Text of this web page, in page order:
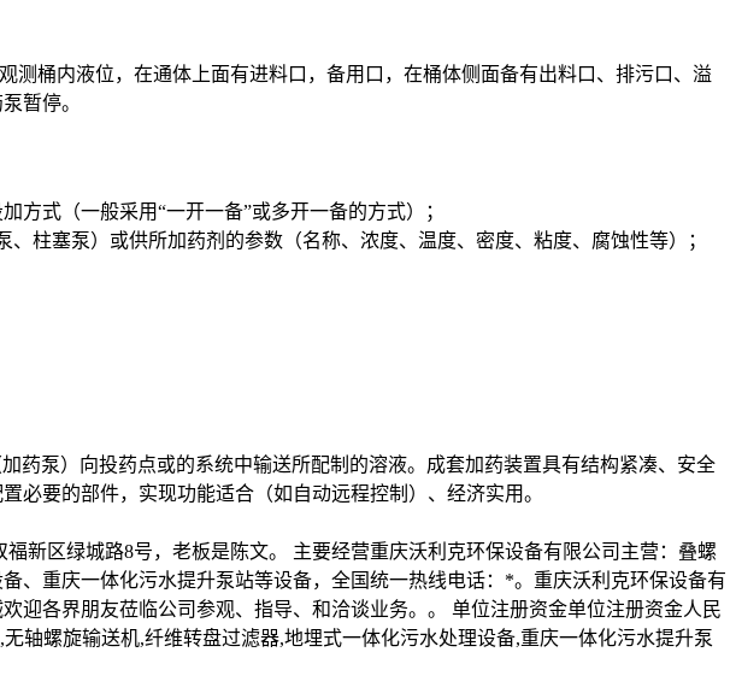
。
桶内液位，在通体上面有进料口，备用口，在桶体侧面备有出料口、排污口、溢
暂停。
方式（一般采用“一开一备”或多开一备的方式）；
柱塞泵）或供所加药剂的参数（名称、浓度、温度、密度、粘度、腐蚀性等）；
药泵）向投药点或的系统中输送所配制的溶液。成套加药装置具有结构紧凑、安全
必要的部件，实现功能适合（如自动远程控制）、经济实用。
新区绿城路8号，老板是陈文。 主要经营重庆沃利克环保设备有限公司主营：叠螺
、重庆一体化污水提升泵站等设备，全国统一热线电话：*。重庆沃利克环保设备有
迎各界朋友莅临公司参观、指导、和洽谈业务。。 单位注册资金单位注册资金人民
轴螺旋输送机,纤维转盘过滤器,地埋式一体化污水处理设备,重庆一体化污水提升泵